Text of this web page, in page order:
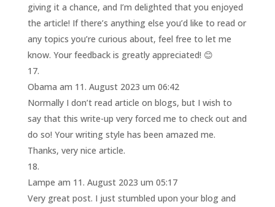
giving it a chance, and I’m delighted that you enjoyed
the article! If there’s anything else you’d like to read or
any topics you’re curious about, feel free to let me
know. Your feedback is greatly appreciated! 😊
Obama am 11. August 2023 um 06:42
Normally I don’t read article on blogs, but I wish to
say that this write-up very forced me to check out and
do so! Your writing style has been amazed me.
Thanks, very nice article.
Lampe am 11. August 2023 um 05:17
Very great post. I just stumbled upon your blog and